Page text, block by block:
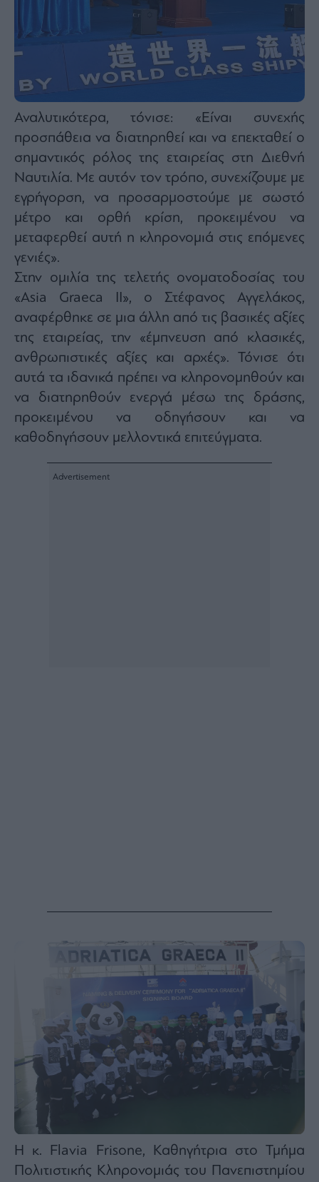
Terms
Privacy
opt
out
at
any
time.
site
is
protected
by
reCAPTCHA
and
Google
Privacy
Policy
and
of
apply.
Αναλυτικότερα, τόνισε: «Είναι συνεχής
προσπάθεια να διατηρηθεί και να επεκταθεί ο
σημαντικός ρόλος της εταιρείας στη Διεθνή
Ναυτιλία. Με αυτόν τον τρόπο, συνεχίζουμε με
εγρήγορση, να προσαρμοστούμε με σωστό
μέτρο και ορθή κρίση, προκειμένου να
μεταφερθεί αυτή η κληρονομιά στις επόμενες
γενιές».
Στην ομιλία της τελετής ονοματοδοσίας του
«Asia Graeca II», ο Στέφανος Αγγελάκος,
αναφέρθηκε σε μια άλλη από τις βασικές αξίες
της εταιρείας, την «έμπνευση από κλασικές,
ανθρωπιστικές αξίες και αρχές». Τόνισε ότι
αυτά τα ιδανικά πρέπει να κληρονομηθούν και
να διατηρηθούν ενεργά μέσω της δράσης,
προκειμένου να οδηγήσουν και να
καθοδηγήσουν μελλοντικά επιτεύγματα.
Η κ. Flavia Frisone, Καθηγήτρια στο Τμήμα
Πολιτιστικής Κληρονομιάς του Πανεπιστημίου